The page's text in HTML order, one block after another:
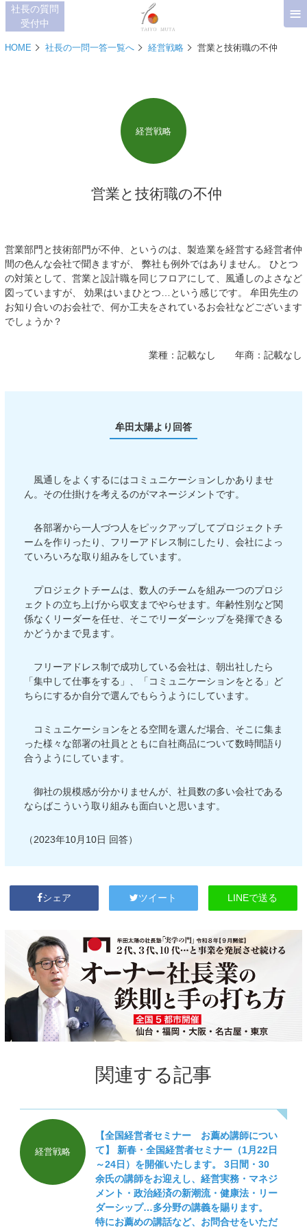
社長の質問
受付中
≡
HOME 社長の一問一答一覧へ 経営戦略 営業と技術職の不仲
経営戦略
営業と技術職の不仲
営業部門と技術部門が不仲、というのは、製造業を経営する経営者仲
間の色んな会社で聞きますが、 弊社も例外ではありません。 ひとつ
の対策として、営業と設計職を同じフロアにして、風通しのよさなど
図っていますが、 効果はいまひとつ…という感じです。 牟田先生の
お知り合いのお会社で、何か工夫をされているお会社などございます
でしょうか？
業種： 記載なし 年商： 記載なし
牟田太陽より回答
風通しをよくするにはコミュニケーションしかありませ
ん。その仕掛けを考えるのがマネージメントです。
各部署から一人づつ人をピックアップしてプロジェクトチ
ームを作りったり、フリーアドレス制にしたり、会社によっ
ていろいろな取り組みをしています。
プロジェクトチームは、数人のチームを組み一つのプロジ
ェクトの立ち上げから収支までやらせます。年齢性別など関
係なくリーダーを任せ、そこでリーダーシップを発揮できる
かどうかまで見ます。
フリーアドレス制で成功している会社は、朝出社したら
「集中して仕事をする」、「コミュニケーションをとる」ど
ちらにするか自分で選んでもらうようにしています。
コミュニケーションをとる空間を選んだ場合、そこに集ま
った様々な部署の社員とともに自社商品について数時間語り
合うようにしています。
御社の規模感が分かりませんが、社員数の多い会社である
ならばこういう取り組みも面白いと思います。
（2023年10月10日 回答）
シェア ツイート LINEで送る
関連する記事
経営戦略
【全国経営者セミナー お薦め講師につい
て】 新春・全国経営者セミナー（1月22日
～24日）を開催いたします。 3日間・30
余氏の講師をお迎えし、経営実務・マネジ
メント・政治経済の新潮流・健康法・リー
ダーシップ…多分野の講義を賜ります。
特にお薦めの講話など、お問合せをいただ